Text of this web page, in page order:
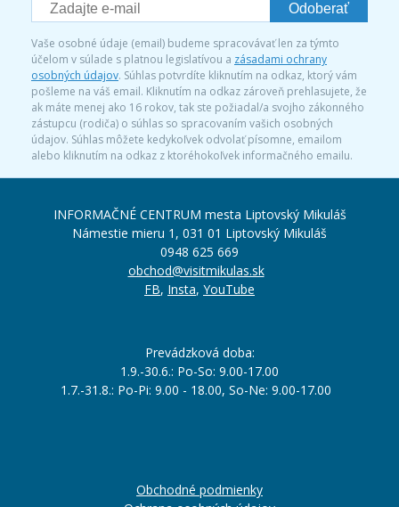
Odoberať
Vaše osobné údaje (email) budeme spracovávať len za týmto
účelom v súlade s platnou legislatívou a zásadami ochrany
osobných údajov. Súhlas potvrdíte kliknutím na odkaz, ktorý vám
pošleme na váš email. Kliknutím na odkaz zároveň prehlasujete, že
ak máte menej ako 16 rokov, tak ste požiadal/a svojho zákonného
zástupcu (rodiča) o súhlas so spracovaním vašich osobných
údajov. Súhlas môžete kedykoľvek odvolať písomne, emailom
alebo kliknutím na odkaz z ktoréhokoľvek informačného emailu.
INFORMAČNÉ CENTRUM mesta Liptovský Mikuláš
Námestie mieru 1, 031 01 Liptovský Mikuláš
0948 625 669
obchod@visitmikulas.sk
FB, Insta, YouTube
Prevádzková doba:
1.9.-30.6.: Po-So: 9.00-17.00
1.7.-31.8.: Po-Pi: 9.00 - 18.00, So-Ne: 9.00-17.00
Obchodné podmienky